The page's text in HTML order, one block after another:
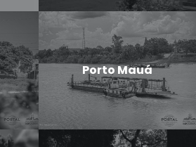
Porto Mauá